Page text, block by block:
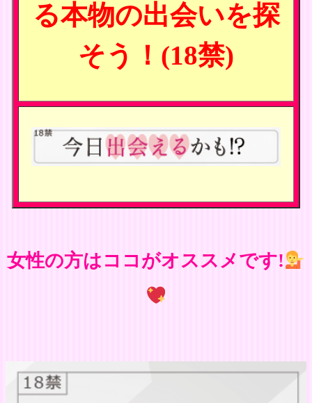
る本物の出会いを探
そう！(18禁)
女性の方はココがオススメです!